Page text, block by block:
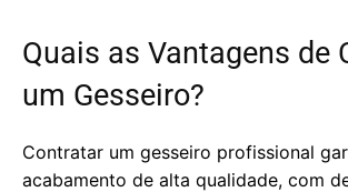
Quais as Vantagens de
um Gesseiro?
Contratar um gesseiro profissional
acabamento de alta qualidade, com